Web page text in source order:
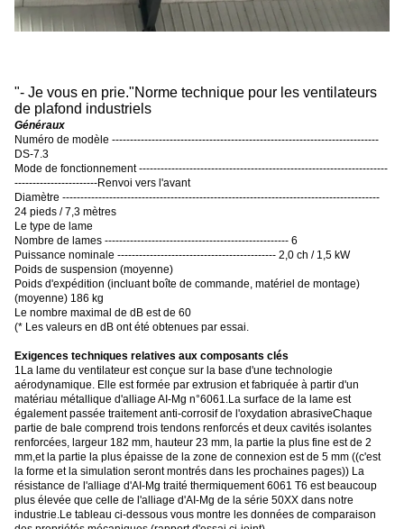
"- Je vous en prie."Norme technique pour les ventilateurs
de plafond industriels
Généraux
Numéro de modèle --------------------------------------------------------------------------
DS-7.3
Mode de fonctionnement ---------------------------------------------------------------------
-----------------------Renvoi vers l'avant
Diamètre ----------------------------------------------------------------------------------------
24 pieds / 7,3 mètres
Le type de lame
Nombre de lames --------------------------------------------------- 6
Puissance nominale -------------------------------------------- 2,0 ch / 1,5 kW
Poids de suspension (moyenne)
Poids d'expédition (incluant boîte de commande, matériel de montage)
(moyenne) 186 kg
Le nombre maximal de dB est de 60
(* Les valeurs en dB ont été obtenues par essai.
Exigences techniques relatives aux composants clés
1La lame du ventilateur est conçue sur la base d'une technologie
aérodynamique. Elle est formée par extrusion et fabriquée à partir d'un
matériau métallique d'alliage AI-Mg n°6061.La surface de la lame est
également passée traitement anti-corrosif de l'oxydation abrasiveChaque
partie de bale comprend trois tendons renforcés et deux cavités isolantes
renforcées, largeur 182 mm, hauteur 23 mm, la partie la plus fine est de 2
mm,et la partie la plus épaisse de la zone de connexion est de 5 mm ((c'est
la forme et la simulation seront montrés dans les prochaines pages)) La
résistance de l'alliage d'AI-Mg traité thermiquement 6061 T6 est beaucoup
plus élevée que celle de l'alliage d'AI-Mg de la série 50XX dans notre
industrie.Le tableau ci-dessous vous montre les données de comparaison